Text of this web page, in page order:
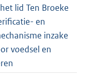
r
o
lid Ten Broeke
en
inzake
voedsel en